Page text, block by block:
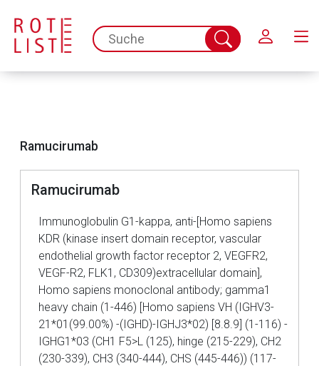
spc.search.input.placeholder
Suche
abschicken
Ramucirumab
Ramucirumab
Immunoglobulin G1-kappa, anti-[Homo sapiens
KDR (kinase insert domain receptor, vascular
endothelial growth factor receptor 2, VEGFR2,
VEGF-R2, FLK1, CD309)extracellular domain],
Homo sapiens monoclonal antibody; gamma1
heavy chain (1-446) [Homo sapiens VH (IGHV3-
21*01(99.00%) -(IGHD)-IGHJ3*02) [8.8.9] (1-116) -
IGHG1*03 (CH1 F5>L (125), hinge (215-229), CH2
(230-339), CH3 (340-444), CHS (445-446)) (117-
Aufruf einer externen Seite
Der von Ihnen aufgerufene Link öffnet eine externe Web-
Seite. Für die Inhalte der externen Web-Seite ist deren
Betreiber verantwortlich. Ebenso gelten dort ggf. andere
Datenschutzbestimmungen.